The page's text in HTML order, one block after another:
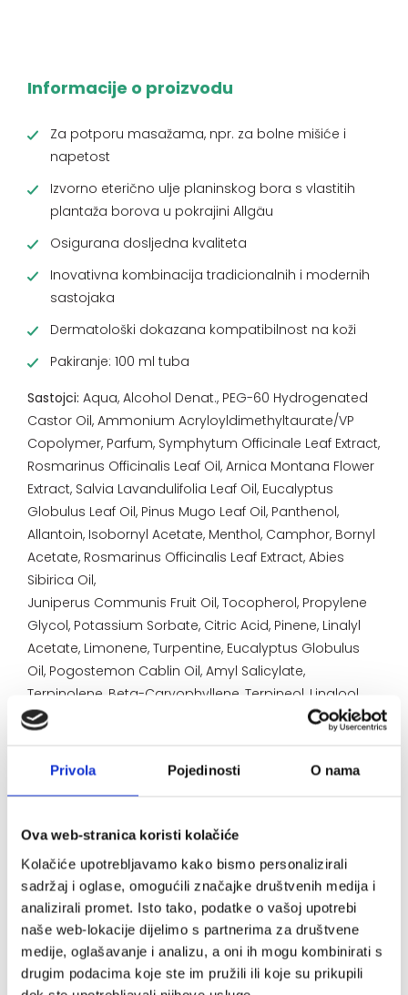
Privola Pojedinosti O nama
Ova web-stranica koristi kolačiće
Kolačiće upotrebljavamo kako bismo personalizirali
sadržaj i oglase, omogućili značajke društvenih medija i
analizirali promet. Isto tako, podatke o vašoj upotrebi
naše web-lokacije dijelimo s partnerima za društvene
medije, oglašavanje i analizu, a oni ih mogu kombinirati s
drugim podacima koje ste im pružili ili koje su prikupili
Informacije o proizvodu
Za potporu masažama, npr. za bolne mišiće i
napetost
Izvorno eterično ulje planinskog bora s vlastitih
plantaža borova u pokrajini Allgäu
Osigurana dosljedna kvaliteta
Inovativna kombinacija tradicionalnih i modernih
sastojaka
Dermatološki dokazana kompatibilnost na koži
Pakiranje: 100 ml tuba
Sastojci: Aqua, Alcohol Denat., PEG-60 Hydrogenated
Castor Oil, Ammonium Acryloyldimethyltaurate/VP
Copolymer, Parfum, Symphytum Officinale Leaf Extract,
Rosmarinus Officinalis Leaf Oil, Arnica Montana Flower
Extract, Salvia Lavandulifolia Leaf Oil, Eucalyptus
Globulus Leaf Oil, Pinus Mugo Leaf Oil, Panthenol,
Allantoin, Isobornyl Acetate, Menthol, Camphor, Bornyl
Acetate, Rosmarinus Officinalis Leaf Extract, Abies
Sibirica Oil,
Juniperus Communis Fruit Oil, Tocopherol, Propylene
Glycol, Potassium Sorbate, Citric Acid, Pinene, Linalyl
Acetate, Limonene, Turpentine, Eucalyptus Globulus
Oil, Pogostemon Cablin Oil, Amyl Salicylate,
Terpinolene, Beta-Caryophyllene, Terpineol, Linalool,
Alpha-Terpinene, Anethole.
Način uporabe:
Više puta dnevno nanijeti gel trljanjem ili
upija i ne masti. Čuvati na temp. do 25°C, izvan
dohvata djece.